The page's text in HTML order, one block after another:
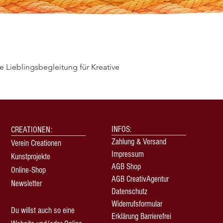
Schnellansicht
Lieblingsbegleitung für Kreative
CREATIONEN:
Verein Creationen
Kunstprojekte
Online-Shop
Newsletter
Du willst auch so eine
INFOS:
Zahlung & Versand
Impressum
AGB Shop
AGB CreativAgentur
Datenschutz
Widerrufsformular
Erklärung Barrierefrei